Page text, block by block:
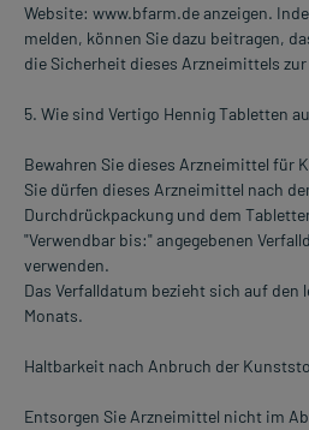
Website: www.bfarm.de anzeigen.
melden, können Sie dazu beitragen,
die Sicherheit dieses Arzneimittels
5. Wie sind Vertigo Hennig Tabletten
Bewahren Sie dieses Arzneimittel für
Sie dürfen dieses Arzneimittel nach
Durchdrückpackung und dem
"Verwendbar bis:" angegebenen
verwenden.
Das Verfalldatum bezieht sich auf den
Monats.
Haltbarkeit nach Anbruch der
Entsorgen Sie Arzneimittel nicht im